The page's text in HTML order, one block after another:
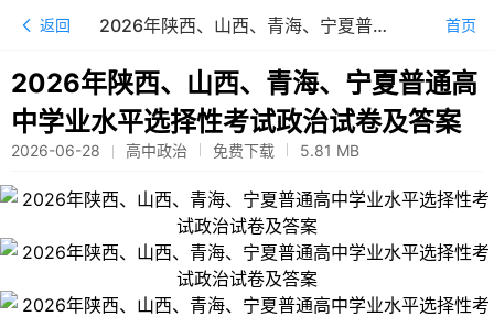
返回 2026年陕西、山西、青海、宁夏普通高中学业水平选择性考试政治试卷及答案 首页
2026年陕西、山西、青海、宁夏普通高
中学业水平选择性考试政治试卷及答案
2026-06-28 高中政治 免费下载 5.81 MB